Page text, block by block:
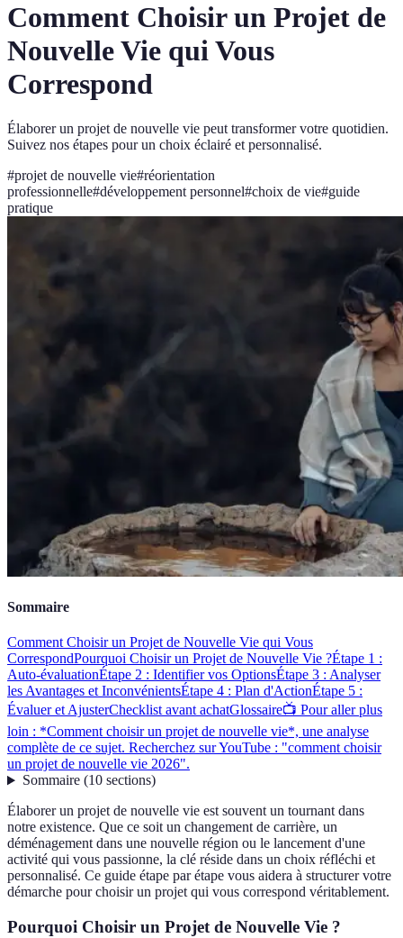
Comment Choisir un Projet de
Nouvelle Vie qui Vous
Correspond
Élaborer un projet de nouvelle vie peut transformer votre quotidien.
Suivez nos étapes pour un choix éclairé et personnalisé.
#projet de nouvelle vie#réorientation
professionnelle#développement personnel#choix de vie#guide
pratique
Sommaire
Comment Choisir un Projet de Nouvelle Vie qui Vous
CorrespondPourquoi Choisir un Projet de Nouvelle Vie ?Étape 1 :
Auto-évaluationÉtape 2 : Identifier vos OptionsÉtape 3 : Analyser
les Avantages et InconvénientsÉtape 4 : Plan d'ActionÉtape 5 :
Évaluer et AjusterChecklist avant achatGlossaire📺 Pour aller plus
loin : *Comment choisir un projet de nouvelle vie*, une analyse
complète de ce sujet. Recherchez sur YouTube : "comment choisir
un projet de nouvelle vie 2026".
Sommaire(10 sections)
Élaborer un projet de nouvelle vie est souvent un tournant dans
notre existence. Que ce soit un changement de carrière, un
déménagement dans une nouvelle région ou le lancement d'une
activité qui vous passionne, la clé réside dans un choix réfléchi et
personnalisé. Ce guide étape par étape vous aidera à structurer votre
démarche pour choisir un projet qui vous correspond véritablement.
Pourquoi Choisir un Projet de Nouvelle Vie ?